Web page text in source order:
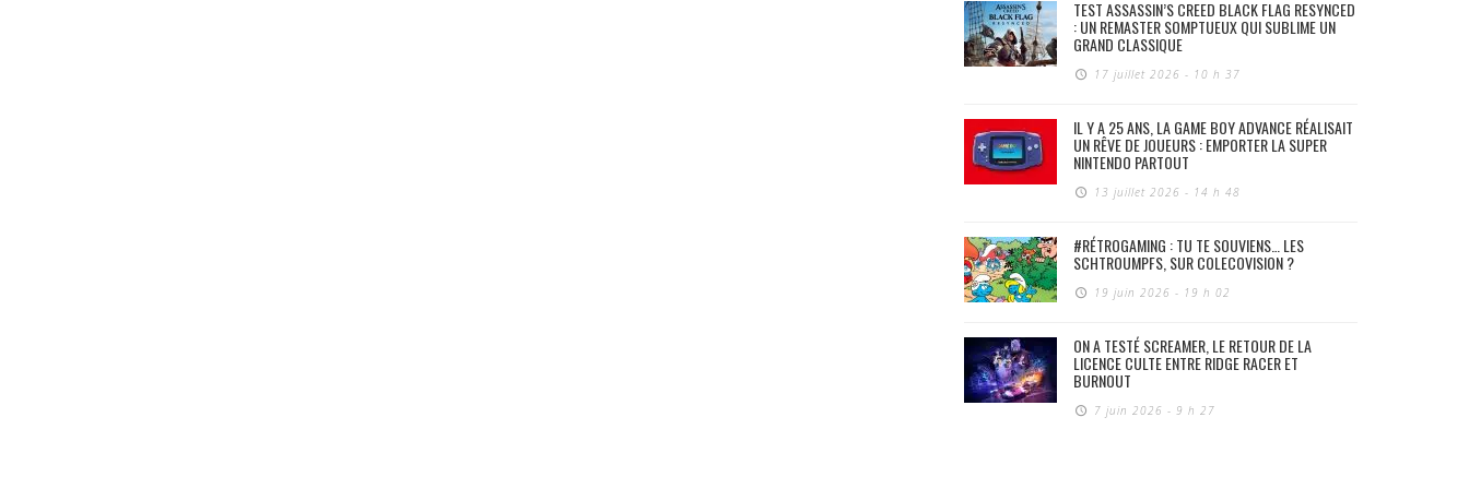
TEST ASSASSIN’S CREED BLACK FLAG RESYNCED
: UN REMASTER SOMPTUEUX QUI SUBLIME UN
GRAND CLASSIQUE
17 juillet 2026 - 10 h 37
IL Y A 25 ANS, LA GAME BOY ADVANCE RÉALISAIT
UN RÊVE DE JOUEURS : EMPORTER LA SUPER
NINTENDO PARTOUT
13 juillet 2026 - 14 h 48
#RÉTROGAMING : TU TE SOUVIENS… LES
SCHTROUMPFS, SUR COLECOVISION ?
19 juin 2026 - 19 h 02
ON A TESTÉ SCREAMER, LE RETOUR DE LA
LICENCE CULTE ENTRE RIDGE RACER ET
BURNOUT
7 juin 2026 - 9 h 27